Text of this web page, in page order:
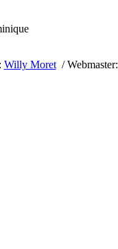
Willy Moret/ Webmaster: